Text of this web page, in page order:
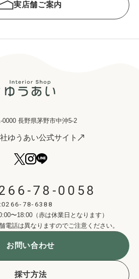
実店舗ご案内
0000 長野県茅野市中沖5-2
ゆうあい公式サイト
78-0058
0266-78-6388
〜18:00（赤は休業日となります）
電話は異なりますのでご注意ください。
お問い合わせ
採寸方法